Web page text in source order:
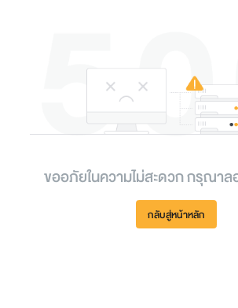
ขออภัยในความไม่สะดวก กรุณาล
กลับสู่หน้าหลัก